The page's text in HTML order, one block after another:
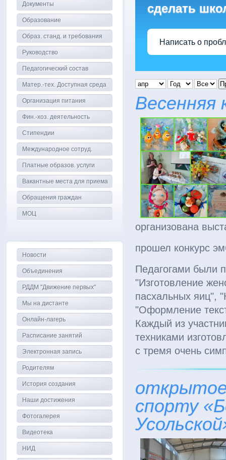
сделать
Написать о
Весенняя
организована
прошел конкурс
Педагогами были
"Изготовление
пасхальных яиц",
"Оформление
Каждый из
техниками
с тремя очень
открытое
спорту
Документы
Образование
Образ. станд. и требования
Руководство
Педагогический состав
Матер.-тех. Доступная среда
Организация питания
Фин.-хоз. деятельность
Стипендии
Международное сотруд.
Платные образов. услуги
Вакантные места для приема
Обращения граждан
МОЦ
Новости
Объединения
РДДМ "Движение первых"
Мы на дистанте
Онлайн-лагерь
Расписание занятий
Электронная запись
Родителям
История создания
Наши достижения
Фотогалерея
Видеотека
НИД